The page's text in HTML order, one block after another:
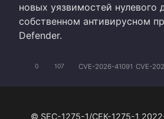
новых уязвимостей нулевого
собственном антивирусном
Defender.
0 107 CVE-2026-41091 CVE-
© SEC-1275-1/СЕК-1275-1